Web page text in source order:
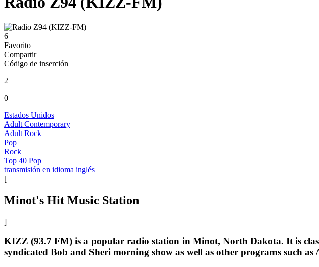
6
Favorito
Compartir
Código de inserción
2
0
Estados Unidos
Adult Contemporary
Adult Rock
Pop
Rock
Top 40 Pop
transmisión en idioma inglés
[
Minot's Hit Music Station
]
KIZZ (93.7 FM) is a popular radio station in Minot, North Dakota. It is
syndicated Bob and Sheri morning show as well as other programs such